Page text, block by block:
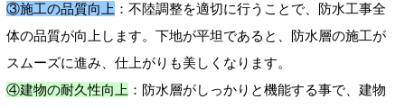
③施工の品質向上 ：不陸調整を適切に行うことで、防水工事全
体の品質が向上します。下地が平坦であると、防水層の施工が
スムーズに進み、仕上がりも美しくなります。
④建物の耐久性向上 ：防水層がしっかりと機能する事で、建物